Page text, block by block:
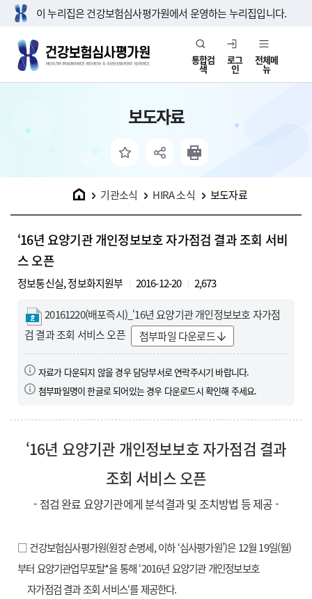
이 누리집은 건강보험심사평가원에서 운영하는 누리집입니다.
통합검
색
로그
인
전체메
뉴
보도자료
홈 기관소식 HIRA 소식 보도자료
‘16년 요양기관 개인정보보호 자가점검 결과 조회 서비
스 오픈
정보통신실, 정보화지원부 2016-12-20 2,673
20161220(배포즉시)_‘16년 요양기관 개인정보보호 자가점
검 결과 조회 서비스 오픈
첨부파일 다운로드
자료가 다운되지 않을 경우 담당부서로 연락주시기 바랍니다.
첨부파일명이 한글로 되어있는 경우 다운로드시 확인해 주세요.
‘16년 요양기관 개인정보보호 자가점검 결과
조회 서비스 오픈
- 점검 완료 요양기관에게 분석결과 및 조치방법 등 제공 -
□ 건강보험심사평가원(원장 손명세, 이하 ‘심사평가원’)은 12월 19일(월)
부터 요양기관업무포탈*을 통해 ‘2016년 요양기관 개인정보보호
자가점검 결과 조회 서비스‘를 제공한다.